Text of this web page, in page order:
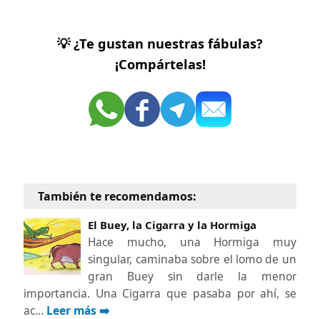
💡 ¿Te gustan nuestras fábulas?
¡Compártelas!
También te recomendamos:
El Buey, la Cigarra y la Hormiga
Hace mucho, una Hormiga muy
singular, caminaba sobre el lomo de un
gran Buey sin darle la menor
importancia. Una Cigarra que pasaba por ahí, se
ac… Leer más ➡️